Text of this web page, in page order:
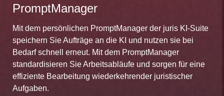
PromptManager
Mit dem persönlichen PromptManager der juris KI-Suite
speichern Sie Aufträge an die KI und nutzen sie bei
Bedarf schnell erneut. Mit dem PromptManager
standardisieren Sie Arbeitsabläufe und sorgen für eine
effiziente Bearbeitung wiederkehrender juristischer
Aufgaben.